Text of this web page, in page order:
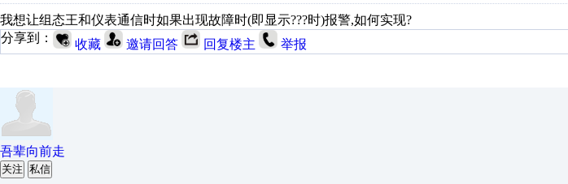
我想让组态王和仪表通信时如果出现故障时(即显示???时)报警,如何实现?
分享到：
收藏 邀请回答 回复楼主 举报
吾辈向前走
关注 私信